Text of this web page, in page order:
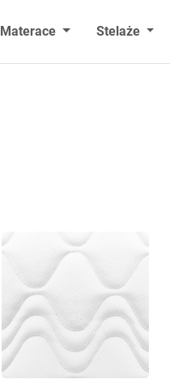
Materace Stelaże